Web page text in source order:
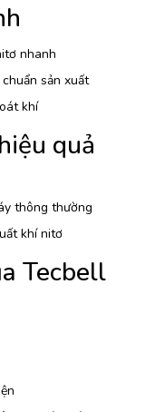
nhanh
sản xuất
khí
quả
thông thường
khí nitơ
Tecbell